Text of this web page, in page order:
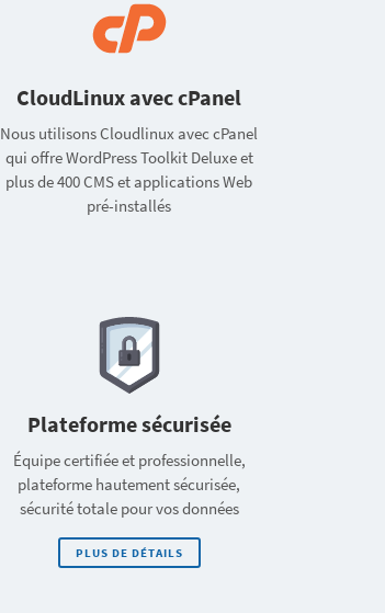
CloudLinux avec cPanel
Nous utilisons Cloudlinux avec cPanel
qui offre WordPress Toolkit Deluxe et
plus de 400 CMS et applications Web
pré-installés
Plateforme sécurisée
Équipe certifiée et professionnelle,
plateforme hautement sécurisée,
sécurité totale pour vos données
PLUS DE DÉTAILS